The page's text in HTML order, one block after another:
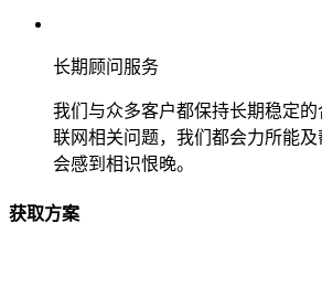
长期顾问服务
我们与众多客户都保持长期稳定
联网相关问题，我们都会力所能
会感到相识恨晚。
获取方案